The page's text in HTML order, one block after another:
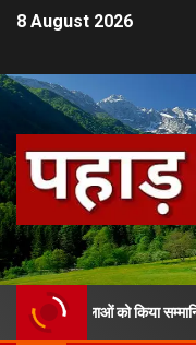
8 August 2026
महिलाओं को किया सम्मानित